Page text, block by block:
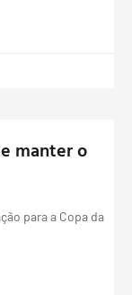
manter o
para a Copa da